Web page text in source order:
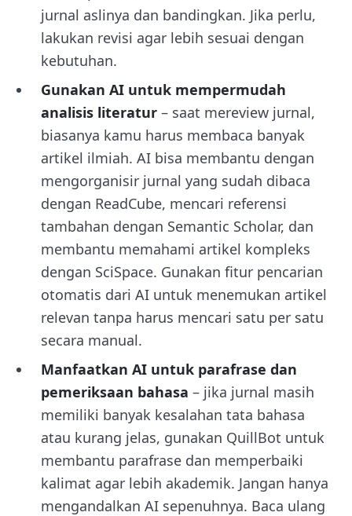
jurnal aslinya dan bandingkan. Jika perlu,
lakukan revisi agar lebih sesuai dengan
kebutuhan.
Gunakan AI untuk mempermudah
analisis literatur – saat mereview jurnal,
biasanya kamu harus membaca banyak
artikel ilmiah. AI bisa membantu dengan
mengorganisir jurnal yang sudah dibaca
dengan ReadCube, mencari referensi
tambahan dengan Semantic Scholar, dan
membantu memahami artikel kompleks
dengan SciSpace. Gunakan fitur pencarian
otomatis dari AI untuk menemukan artikel
relevan tanpa harus mencari satu per satu
secara manual.
Manfaatkan AI untuk parafrase dan
pemeriksaan bahasa – jika jurnal masih
memiliki banyak kesalahan tata bahasa
atau kurang jelas, gunakan QuillBot untuk
membantu parafrase dan memperbaiki
kalimat agar lebih akademik. Jangan hanya
mengandalkan AI sepenuhnya. Baca ulang